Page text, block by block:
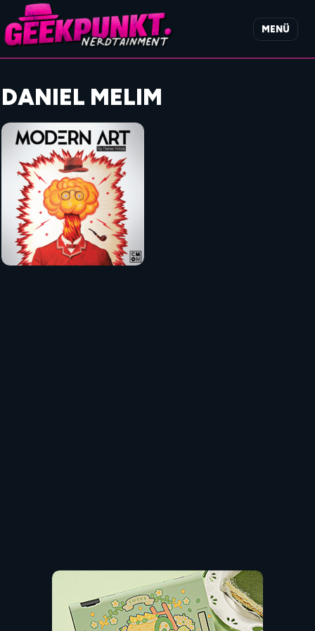
MENÜ
DANIEL MELIM